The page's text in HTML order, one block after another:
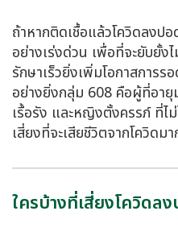
ถ้าหากติดเชื้อแล้วโควิดลงปอ
อย่างเร่งด่วน เพื่อที่จะยับยั้งไ
รักษาเร็วยิ่งเพิ่มโอกาสการร
อย่างยิ่งกลุ่ม 608 คือผู้ที่อายุ
เรื้อรัง และหญิงตั้งครรภ์ ที่ไ
เสี่ยงที่จะเสียชีวิตจากโควิดม
ใครบ้างที่เสี่ยงโควิดล